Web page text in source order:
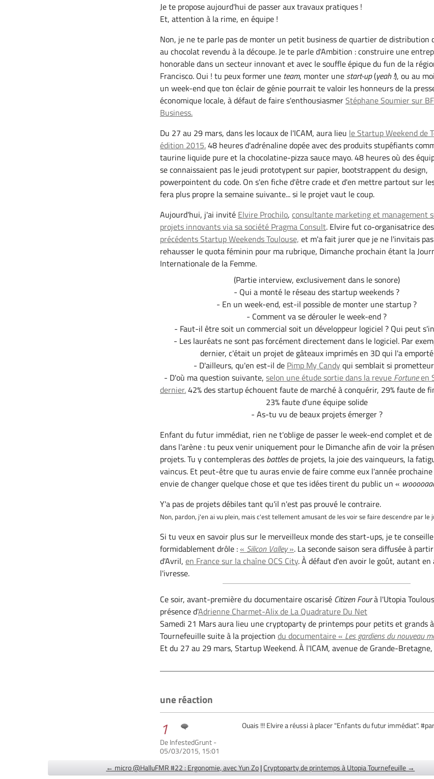
Je te propose aujourd'hui de passer aux travaux pratiques !
Et, attention à la rime, en équipe !
Non, je ne te parle pas de monter un petit business de quartier de distribution
au chocolat revendu à la découpe. Je te parle d'Ambition : construire une
honorable dans un secteur innovant et avec le souffle épique du fun de la
Francisco. Oui ! tu peux former une team, monter une start-up(yeah !), ou au
un week-end que ton éclair de génie pourrait te valoir les honneurs de la
économique locale, à défaut de faire s'enthousiasmerStéphane Soumier sur
Business.
Du 27 au 29 mars, dans les locaux de l'ICAM, aura lieu le Startup Weekend de
édition 2015.48 heures d'adrénaline dopée avec des produits stupéfiants
taurine liquide pure et la chocolatine-pizza sauce mayo. 48 heures où des
se connaissaient pas le jeudi prototypent sur papier, bootstrappent du design,
powerpointent du code. On s'en fiche d'être crade et d'en mettre partout sur
fera plus propre la semaine suivante... si le projet vaut le coup.
Aujourd'hui, j'ai invité Elvire Prochilo,consultante marketing et management
projets innovants via sa société Pragma Consult. Elvire fut co-organisatrice des
précédents Startup Weekends Toulouse, et m'a fait jurer que je ne l'invitais
rehausser le quota féminin pour ma rubrique, Dimanche prochain étant la
Internationale de la Femme.
(Partie interview, exclusivement dans le sonore)
- Qui a monté le réseau des startup weekends ?
- En un week-end, est-il possible de monter une startup ?
- Comment va se dérouler le week-end ?
- Faut-il être soit un commercial soit un développeur logiciel ? Qui peut
- Les lauréats ne sont pas forcément directement dans le logiciel. Par
dernier, c'était un projet de gâteaux imprimés en 3D qui l'a emporté
- D'ailleurs, qu'en est-il de Pimp My Candyqui semblait si
- D'où ma question suivante,selon une étude sortie dans la revue Fortuneen
dernier.42% des startup échouent faute de marché à conquérir, 29% faute de
23% faute d'une équipe solide
- As-tu vu de beaux projets émerger ?
Enfant du futur immédiat, rien ne t'oblige de passer le week-end complet et de
dans l'arène : tu peux venir uniquement pour le Dimanche afin de voir la
projets. Tu y contempleras des battlesde projets, la joie des vainqueurs, la
vaincus. Et peut-être que tu auras envie de faire comme eux l'année
envie de changer quelque chose et que tes idées tirent du public un «
Y'a pas de projets débiles tant qu'il n'est pas prouvé le contraire.
Non, pardon, j'en ai vu plein, mais c'est tellement amusant de les voir se faire descendre par le
Si tu veux en savoir plus sur le merveilleux monde des start-ups, je te
formidablement drôle :« Silicon Valley». La seconde saison sera diffusée à
d'Avril,en France sur la chaîne OCS City. À défaut d'en avoir le goût, autant en
l'ivresse.
Ce soir, avant-première du documentaire oscarisé Citizen Fourà l'Utopia
présence d'Adrienne Charmet-Alix de La Quadrature Du Net
Samedi 21 Mars aura lieu une cryptoparty de printemps pour petits et grands
Tournefeuille suite à la projectiondu documentaire « Les gardiens du nouveau
Et du 27 au 29 mars, Startup Weekend. À l'ICAM, avenue de Grande-Bretagne,
une réaction
1
De InfestedGrunt -
05/03/2015, 15:01
Ouais !!! Elvire a réussi à placer "Enfants du futur immédiat".
← micro @HalluFMR #22 : Ergonomie, avec Yun Zo|Cryptoparty de printemps à Utopia Tournefeuille →